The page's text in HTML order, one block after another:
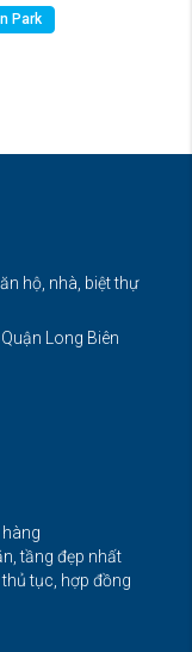
Park
hộ, nhà, biệt thự
Long Biên
tầng đẹp nhất
tục, hợp đồng